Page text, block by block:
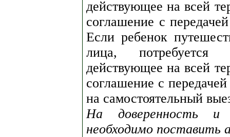
действующее на всей
соглашение с
Если ребенок
лица, потребуется
действующее на всей
соглашение с
на самостоятельный
На доверенность и
необходимо поставить